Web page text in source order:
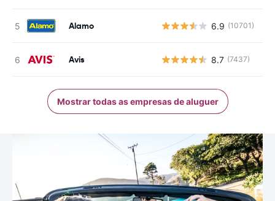
Alamo 6.9 (10701)
Avis 8.7 (7437)
Mostrar todas as empresas de aluguer